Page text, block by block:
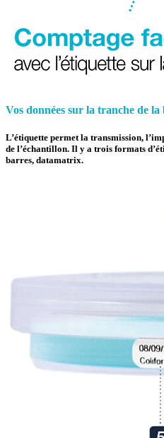
Vos données sur la tranche de
L’étiquette permet la transmission,
de l’échantillon. Il y a trois formats
barres, datamatrix.